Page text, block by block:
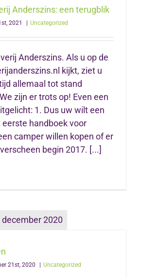
Anderszins: een terugblik
2021 Uncategorized
Anderszins. Als u op de
kijkt, ziet u
allemaal tot stand
zijn er trots op! Even een
1. Dus uw wilt een
handboek voor
camper willen kopen of er
begin 2017. [...]
december 2020
21st, 2020 | Uncategorized